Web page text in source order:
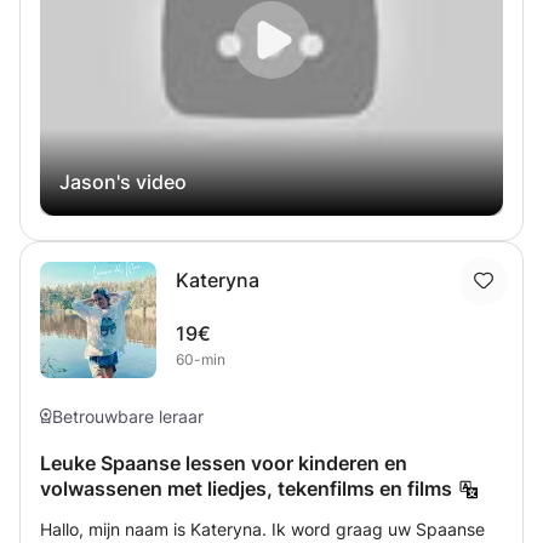
voor deze taal cultiveer, aan u door te geven. Bedankt
Jason's video
Kateryna
19€
60-min
Betrouwbare leraar
Leuke Spaanse lessen voor kinderen en
volwassenen met liedjes, tekenfilms en films
Hallo, mijn naam is Kateryna. Ik word graag uw Spaanse